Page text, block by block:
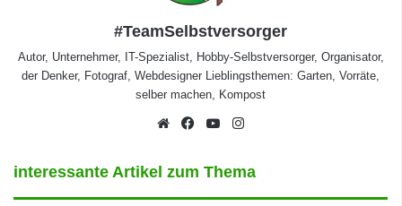
#TeamSelbstversorger
Autor, Unternehmer, IT-Spezialist, Hobby-Selbstversorger, Organisator,
der Denker, Fotograf, Webdesigner Lieblingsthemen: Garten, Vorräte,
selber machen, Kompost
WebseiteFacebookYouTube
interessante Artikel zum Thema